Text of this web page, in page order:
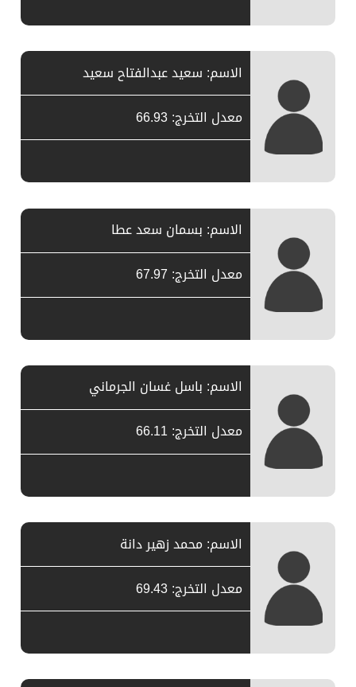
الاسم: سعيد عبدالفتاح سعيد
معدل التخرج: 66.93
الاسم: بسمان سعد عطا
معدل التخرج: 67.97
الاسم: باسل غسان الجرماني
معدل التخرج: 66.11
الاسم: محمد زهير دانة
معدل التخرج: 69.43